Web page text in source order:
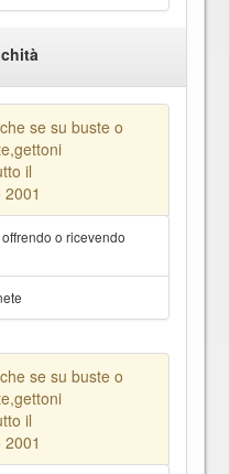
se su buste o
il
o ricevendo
se su buste o
il